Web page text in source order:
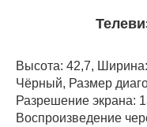
Высота: 42,7,
Чёрный, Размер
Разрешение экрана:
Воспроизведение